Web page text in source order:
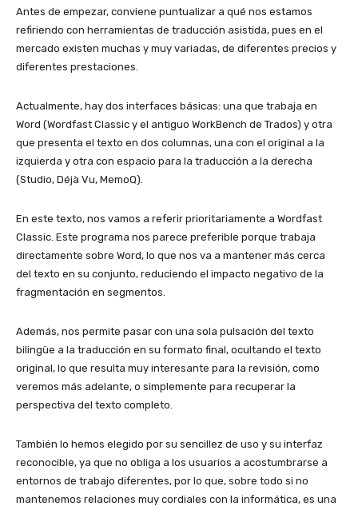
Antes de empezar, conviene puntualizar a qué nos estamos
refiriendo con herramientas de traducción asistida, pues en el
mercado existen muchas y muy variadas, de diferentes precios y
diferentes prestaciones.
Actualmente, hay dos interfaces básicas: una que trabaja en
Word (Wordfast Classic y el antiguo WorkBench de Trados) y otra
que presenta el texto en dos columnas, una con el original a la
izquierda y otra con espacio para la traducción a la derecha
(Studio, Déjà Vu, MemoQ).
En este texto, nos vamos a referir prioritariamente a Wordfast
Classic. Este programa nos parece preferible porque trabaja
directamente sobre Word, lo que nos va a mantener más cerca
del texto en su conjunto, reduciendo el impacto negativo de la
fragmentación en segmentos.
Además, nos permite pasar con una sola pulsación del texto
bilingüe a la traducción en su formato final, ocultando el texto
original, lo que resulta muy interesante para la revisión, como
veremos más adelante, o simplemente para recuperar la
perspectiva del texto completo.
También lo hemos elegido por su sencillez de uso y su interfaz
reconocible, ya que no obliga a los usuarios a acostumbrarse a
entornos de trabajo diferentes, por lo que, sobre todo si no
mantenemos relaciones muy cordiales con la informática, es una